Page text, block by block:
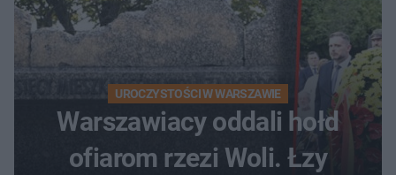
UROCZYSTOŚCI W WARSZAWIE
Warszawiacy oddali hołd
ofiarom rzezi Woli. Łzy